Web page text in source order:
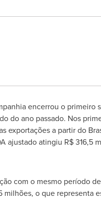
encerrou o primeiro
do ano passado. Nos
a partir do
ajustado atingiu R$ 316,5
com o mesmo período
milhões, o que representa